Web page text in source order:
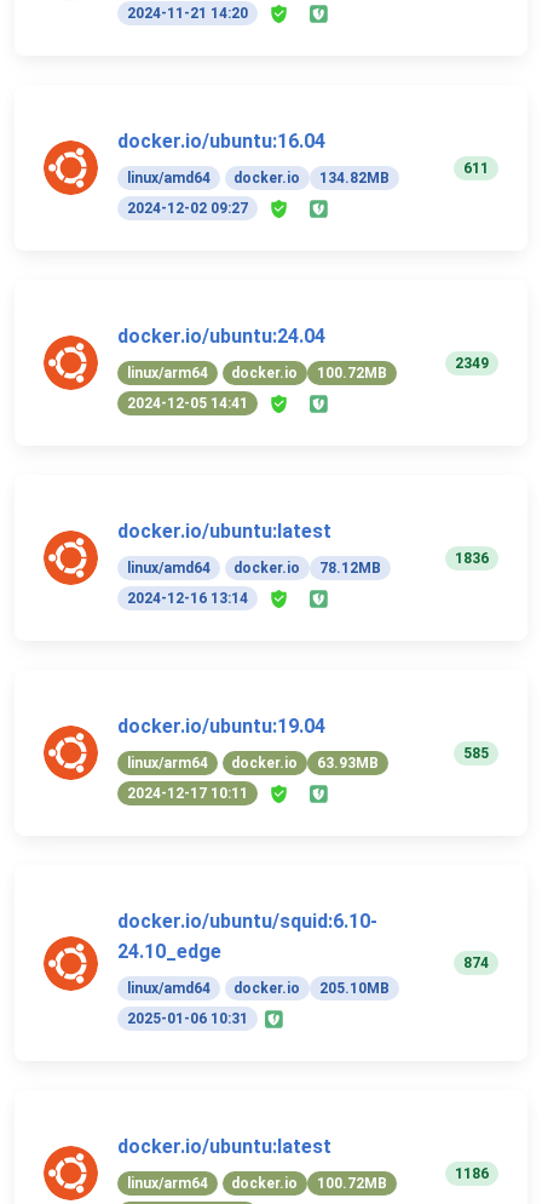
2024-11-21 14:20
docker.io/ubuntu:16.04
linux/amd64 docker.io
134.82MB
2024-12-02 09:27
611
docker.io/ubuntu:24.04
linux/arm64 docker.io
100.72MB
2024-12-05 14:41
2349
docker.io/ubuntu:latest
linux/amd64 docker.io
78.12MB
2024-12-16 13:14
1836
docker.io/ubuntu:19.04
linux/arm64 docker.io
63.93MB
2024-12-17 10:11
585
docker.io/ubuntu/squid:6.10-
24.10_edge
linux/amd64 docker.io
205.10MB
2025-01-06 10:31
874
docker.io/ubuntu:latest
linux/arm64 docker.io
100.72MB
1186